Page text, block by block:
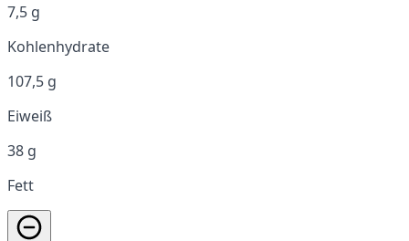
7,5 g
Kohlenhydrate
107,5 g
Eiweiß
38 g
Fett